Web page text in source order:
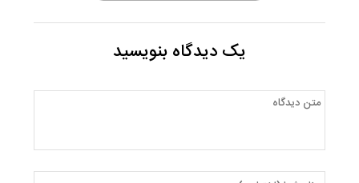
یک دیدگاه بنویسید